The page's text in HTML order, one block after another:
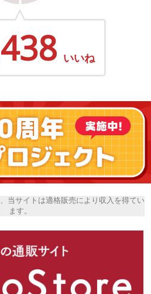
いいね
当サイトは適格販売により収入を得てい
ます。